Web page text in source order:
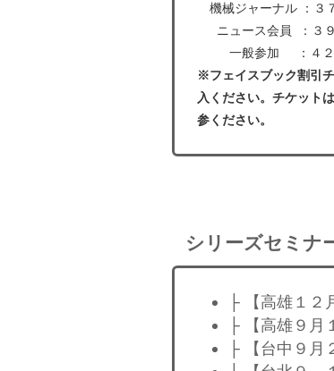
機械ジャーナル ：３
ニュース会員 ：３
一般参加 ：４２,
※フェイスブック割引
入ください。チケット
参ください。
シリーズセミナ
├ 【高雄１２
├ 【高雄９月
├ 【台中９月